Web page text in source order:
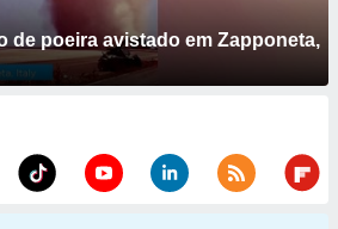
de poeira avistado em Zapponeta,